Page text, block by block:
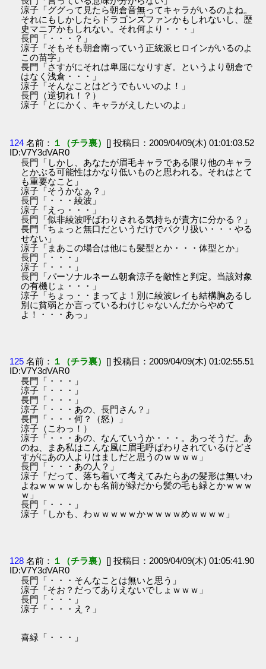
涼子「ググって見たら朝倉音無ってキャラがいるのよね。
それにもしかしたらドラゴンズファンかもしれないし、歴
史マニアかもしれない。それ何より・・・」
長門「・・・？」
涼子「そもそも朝倉南っていう正統派ヒロインがいるのよ
この苗字」
長門「さすがにそれは卑屈になりすぎ。というより朝倉で
はなく浅倉・・・」
涼子「そんなことはどうでもいいのよ！」
長門（逆切れ！？）
涼子「とにかく、キャラがえしたいのよ」
124 名前： １（チラ裏） [] 投稿日：2009/04/09(木) 01:01:03.52
ID:V7Y3dVAR0
長門「しかし、あなたが眉毛キャラである限り他のキャラ
とかぶる可能性はかなり低いものと思われる。それはとて
も重要なこと」
涼子「そうかなぁ？」
長門「・・・綾波」
涼子「えっ・・・」
長門「似非綾波呼ばわりされる気持ちが貴方に分かる？」
長門「ちょっと無口だというだけでパクリ扱い・・・やる
せない」
涼子「まあこの場合は他にも髪型とか・・・体型とか」
長門「・・・」
涼子「・・・」
長門「パーソナルネーム朝倉涼子を敵性と判定。当該対象
の有機じょ・・・」
涼子「ちょっ・・まってよ！別に綾波レイも結構胸あるし
別に貧弱とか言っているわけじゃないんだからやめて
よ！・・・あっ」
125 名前： １（チラ裏） [] 投稿日：2009/04/09(木) 01:02:55.51
ID:V7Y3dVAR0
長門「・・・」
涼子「・・・」
長門「・・・」
涼子「・・・あの、長門さん？」
長門「・・・何？（怒）」
涼子（こわっ！）
涼子「・・・あの、なんていうか・・・。あっそうだ。あ
のね、まあ私はこんな風に眉毛呼ばわりされているけどさ
すがにあの人よりはましだと思うのｗｗｗｗ」
長門「・・・あの人？」
涼子「だって、落ち着いて考えてみたらあの髪形は無いわ
よねｗｗｗｗしかも名前が緑だから髪の毛も緑とかｗｗｗ
ｗ」
長門「・・・」
涼子「しかも、わｗｗｗｗｗかｗｗｗｗめｗｗｗｗ」
128 名前： １（チラ裏） [] 投稿日：2009/04/09(木) 01:05:41.90
ID:V7Y3dVAR0
長門「・・・そんなことは無いと思う」
涼子「そお？だってありえないでしょｗｗｗ」
長門「・・・」
涼子「・・・え？」
喜緑「・・・」